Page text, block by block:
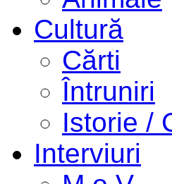
Cultură
Cărti
Întruniri
Istorie /
Interviuri